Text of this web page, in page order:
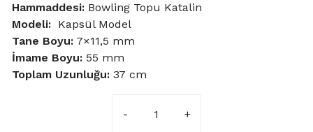
Hammaddesi: Bowling Topu Katalin
Modeli: Kapsül Model
Tane Boyu: 7×11,5 mm
İmame Boyu: 55 mm
Toplam Uzunluğu: 37 cm
Uzun